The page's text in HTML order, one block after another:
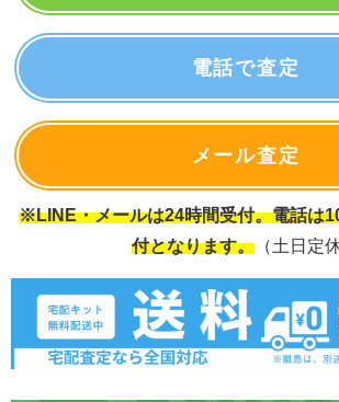
電話で査定
メール査定
※LINE・メールは24時間受付。電話は
付となります。 （土日定